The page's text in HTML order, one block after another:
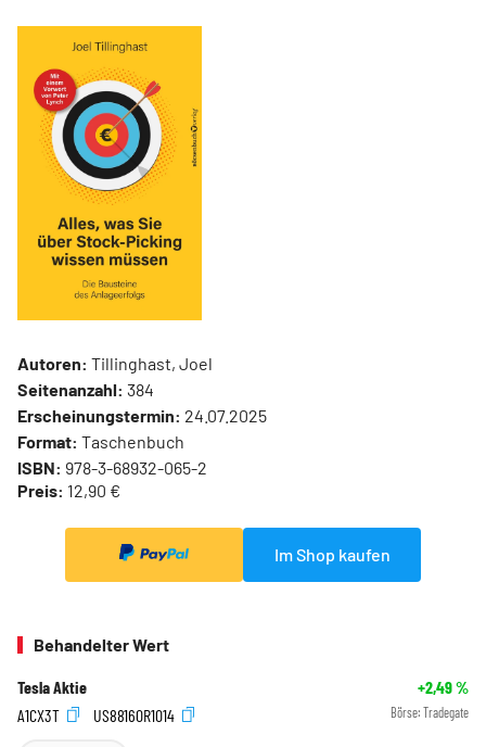
Autoren: Tillinghast, Joel
Seitenanzahl: 384
Erscheinungstermin: 24.07.2025
Format: Taschenbuch
ISBN: 978-3-68932-065-2
Preis: 12,90 €
Im Shop kaufen
Behandelter Wert
Tesla Aktie +2,49%
A1CX3T
US88160R1014 Börse: Tradegate